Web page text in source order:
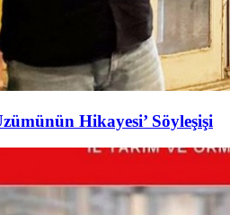
Hikayesi’ Söyleşişi